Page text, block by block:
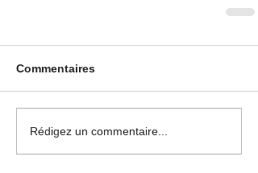
Commentaires
Rédigez un commentaire...